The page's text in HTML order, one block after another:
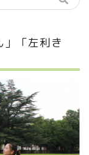
」「左利き